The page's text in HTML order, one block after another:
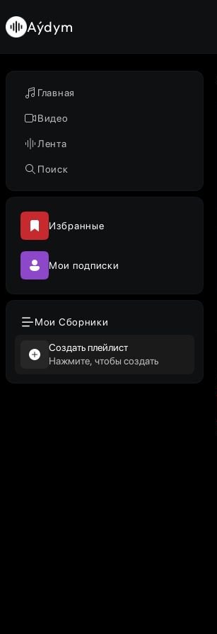
Главная
Видео
Лента
Поиск
Избранные
Мои подписки
Мои Сборники
Создать плейлист
Нажмите, чтобы создать
Aýdym